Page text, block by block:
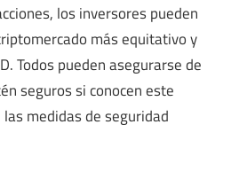
los inversores pueden
más equitativo y
. Todos pueden asegurarse de
seguros si conocen este
medidas de seguridad